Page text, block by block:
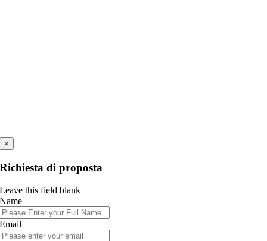
×
Richiesta di proposta
Leave this field blank
Name
Email